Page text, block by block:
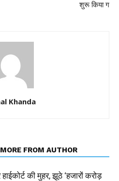
शुरू किया ग
Khanda
MORE FROM AUTHOR
की मुहर, झूठे ‘हजारों करोड़